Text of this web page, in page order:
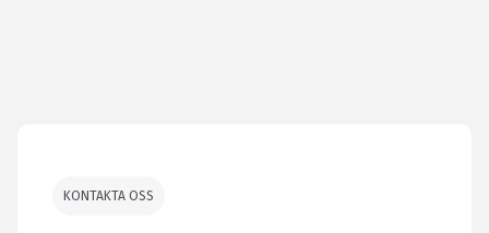
KONTAKTA OSS